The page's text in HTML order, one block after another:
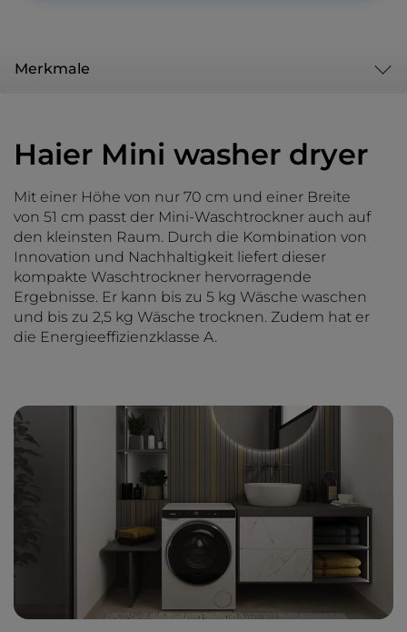
Merkmale
Haier Mini washer dryer
Mit einer Höhe von nur 70 cm und einer Breite
von 51 cm passt der Mini-Waschtrockner auch auf
den kleinsten Raum. Durch die Kombination von
Innovation und Nachhaltigkeit liefert dieser
kompakte Waschtrockner hervorragende
Ergebnisse. Er kann bis zu 5 kg Wäsche waschen
und bis zu 2,5 kg Wäsche trocknen. Zudem hat er
die Energieeffizienzklasse A.